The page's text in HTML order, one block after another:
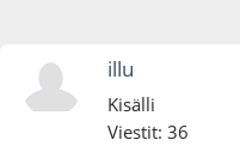
illu
Kisälli
Viestit: 36